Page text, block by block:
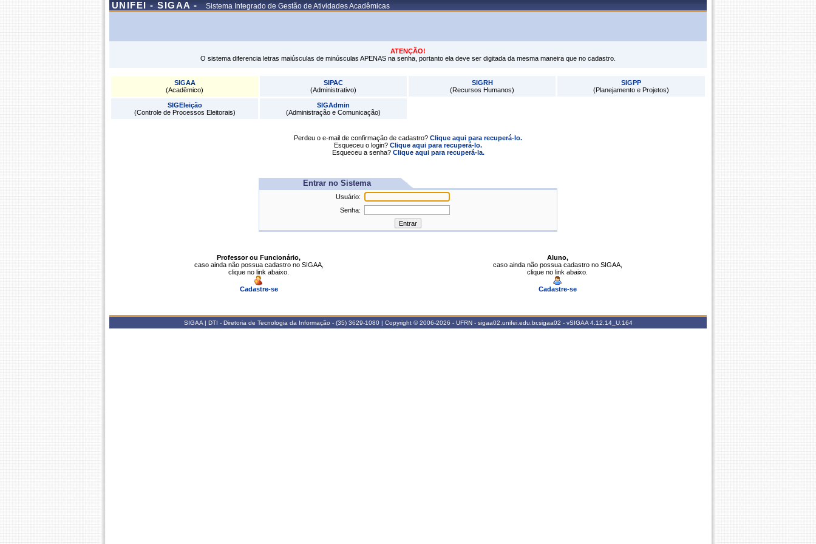
UNIFEI - SIGAA - Sistema Integrado de Gestão de Atividades Acadêmicas
ATENÇÃO!
O sistema diferencia letras maiúsculas de minúsculas APENAS na senha, portanto ela deve ser digitada da mesma maneira que no cadastro.
SIGAA
(Acadêmico)
SIPAC
(Administrativo)
SIGRH
(Recursos Humanos)
SIGPP
(Planejamento e Projetos)
SIGEleição
(Controle de Processos Eleitorais)
SIGAdmin
(Administração e Comunicação)
Perdeu o e-mail de confirmação de cadastro? Clique aqui para recuperá-lo.
Esqueceu o login? Clique aqui para recuperá-lo.
Esqueceu a senha? Clique aqui para recuperá-la.
Entrar no Sistema
Usuário:
Senha:
Professor ou Funcionário,
caso ainda não possua cadastro no SIGAA,
clique no link abaixo.
Cadastre-se
Aluno,
caso ainda não possua cadastro no SIGAA,
clique no link abaixo.
Cadastre-se
SIGAA | DTI - Diretoria de Tecnologia da Informação - (35) 3629-1080 | Copyright © 2006-2026 - UFRN - sigaa02.unifei.edu.br.sigaa02 - vSIGAA 4.12.14_U.164